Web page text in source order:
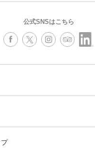
公式SNSはこちら